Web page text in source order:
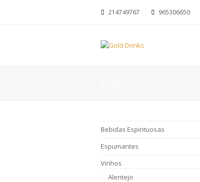
214749767 965306650
Bebidas Espirituosas
Espumantes
Vinhos
Alentejo